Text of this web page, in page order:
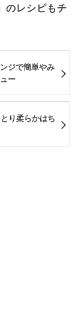
のレシピもチ
ジで簡単やみ
ー
り柔らかはち